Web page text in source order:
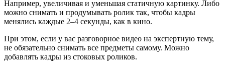
Например, увеличивая и уменьшая статичную картинку. Либо
можно снимать и продумывать ролик так, чтобы кадры
менялись каждые 2–4 секунды, как в кино.
При этом, если у вас разговорное видео на экспертную тему,
не обязательно снимать все предметы самому. Можно
добавлять кадры из стоковых роликов.